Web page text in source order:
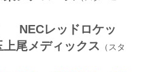
NECレッドロケッ
上尾メディックス
（スタ